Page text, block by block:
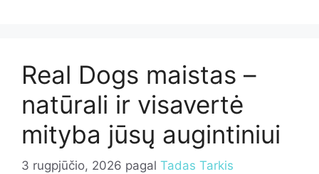
Real Dogs maistas –
natūrali ir visavertė
mityba jūsų augintiniui
3 rugpjūčio, 2026 pagal Tadas Tarkis